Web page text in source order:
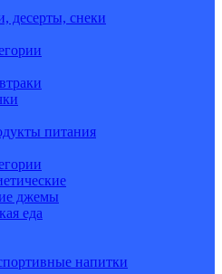
десерты, снеки
питания
джемы
еда
напитки